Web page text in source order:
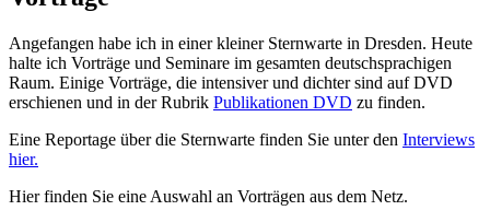
Angefangen habe ich in einer kleiner Sternwarte in Dresden. Heute
halte ich Vorträge und Seminare im gesamten deutschsprachigen
Raum. Einige Vorträge, die intensiver und dichter sind auf DVD
erschienen und in der Rubrik Publikationen DVD zu finden.
Eine Reportage über die Sternwarte finden Sie unter den Interviews
hier.
Hier finden Sie eine Auswahl an Vorträgen aus dem Netz.